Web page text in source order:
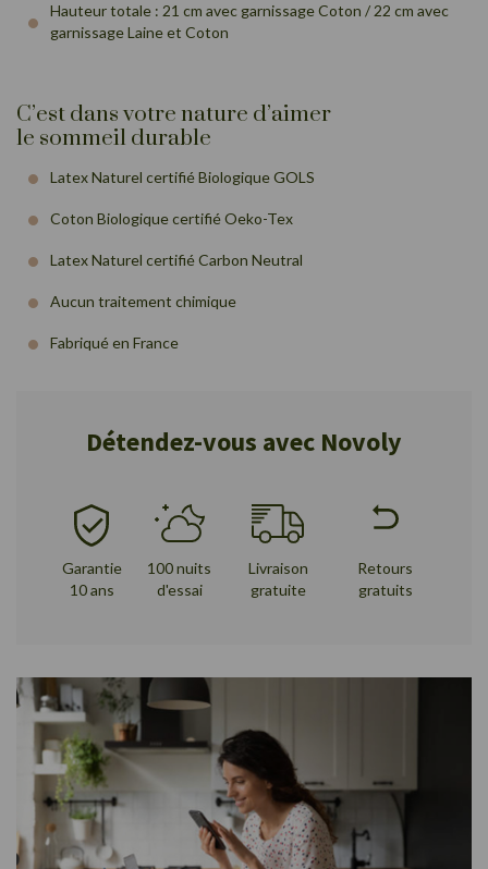
Hauteur totale : 21 cm avec garnissage Coton / 22 cm avec
garnissage Laine et Coton
C’est dans votre nature d’aimer
le sommeil durable
Latex Naturel certifié Biologique GOLS
Coton Biologique certifié Oeko-Tex
Latex Naturel certifié Carbon Neutral
Aucun traitement chimique
Fabriqué en France
Détendez-vous avec Novoly
Garantie
10 ans
100 nuits
d'essai
Livraison
gratuite
Retours
gratuits